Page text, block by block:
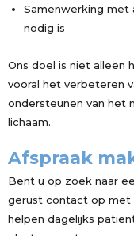
Samenwerking met
nodig is
Ons doel is niet alleen
vooral het verbeteren
ondersteunen van het
lichaam.
Afspraak
Bent u op zoek naar
gerust contact op met
helpen dagelijks